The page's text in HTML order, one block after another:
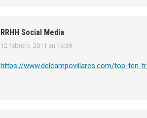
RRHH Social Media
dice:
12 febrero, 2011 en 16:38
https://www.delcampovillares.com/top-ten-